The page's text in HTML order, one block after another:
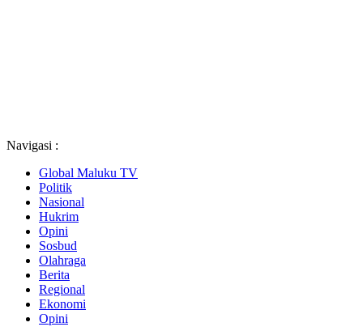
Navigasi :
Global Maluku TV
Politik
Nasional
Hukrim
Opini
Sosbud
Olahraga
Berita
Regional
Ekonomi
Opini